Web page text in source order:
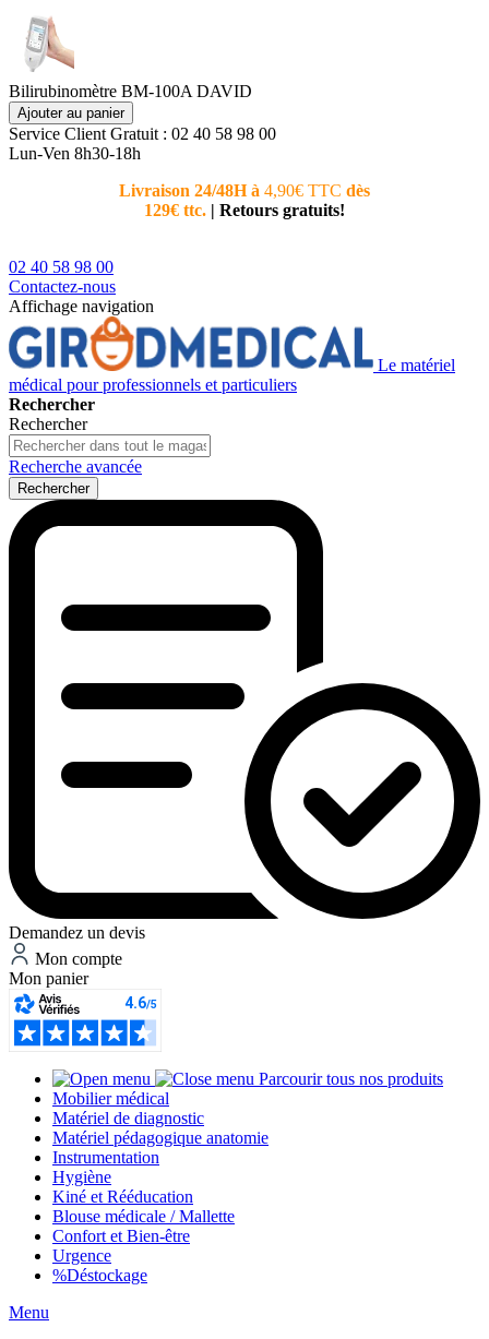
Bilirubinomètre BM-100A DAVID
Ajouter au panier
Service Client Gratuit : 02 40 58 98 00
Lun-Ven 8h30-18h
Livraison 24/48H à 4,90€ TTC dès
129€ ttc. | Retours gratuits!
02 40 58 98 00
Contactez-nous
Affichage navigation
Le matériel
médical pour professionnels et particuliers
Rechercher
Rechercher
Recherche avancée
Rechercher
Demandez un devis
Mon compte
Mon panier
Parcourir tous nos produits
Mobilier médical
Matériel de diagnostic
Matériel pédagogique anatomie
Instrumentation
Hygiène
Kiné et Rééducation
Blouse médicale / Mallette
Confort et Bien-être
Urgence
%Déstockage
Menu